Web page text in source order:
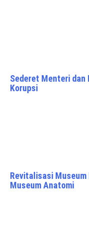
Sederet Menteri
Korupsi
Revitalisasi
Museum Anatomi